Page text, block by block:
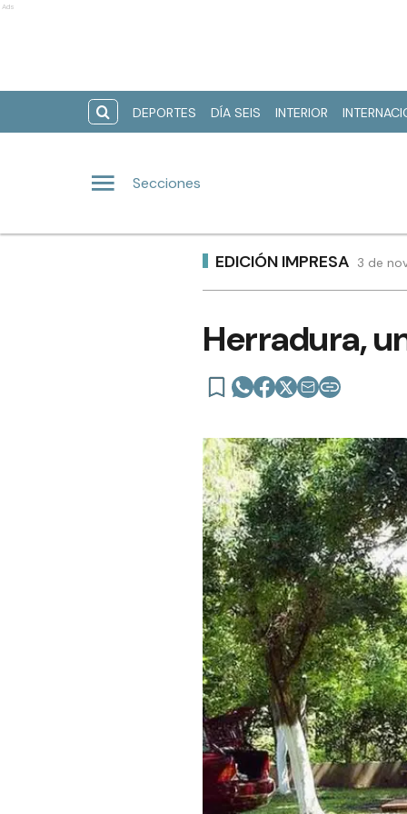
Ads
DEPORTES DÍA SEIS INTERIOR
Secciones
EDICIÓN IMPRESA 3 de
Herradura,